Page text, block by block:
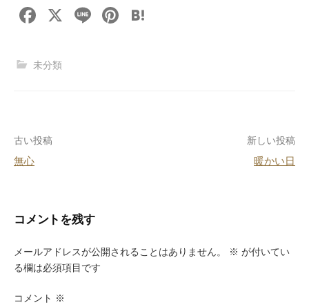
F
c
o
X
Li
Pi
未分類
投
稿
ビ
ゲ
ー
シ
古い投稿
無心
新しい投稿
暖かい日
コメントを残す
メールアドレスが公開されることはありません。 ※ が付いてい
る欄は必須項目です
コメント ※